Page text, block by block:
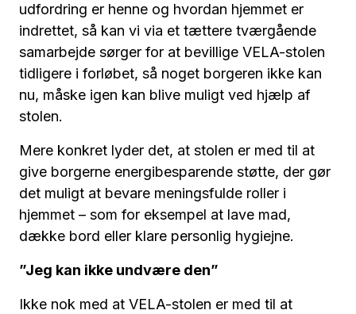
udfordring er henne og hvordan hjemmet er
indrettet, så kan vi via et tættere tværgående
samarbejde sørger for at bevillige VELA-stolen
tidligere i forløbet, så noget borgeren ikke kan
nu, måske igen kan blive muligt ved hjælp af
stolen.
Mere konkret lyder det, at stolen er med til at
give borgerne energibesparende støtte, der gør
det muligt at bevare meningsfulde roller i
hjemmet – som for eksempel at lave mad,
dække bord eller klare personlig hygiejne.
”Jeg kan ikke undvære den”
Ikke nok med at VELA-stolen er med til at